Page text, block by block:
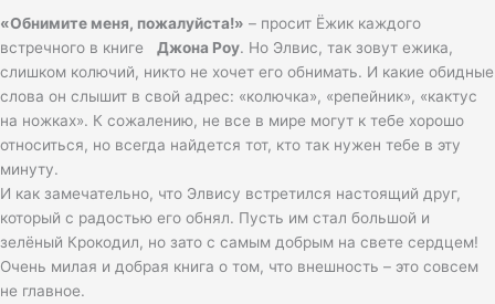
«Обнимите меня, пожалуйста!» – просит Ёжик каждого
встречного в книге Джона Роу. Но Элвис, так зовут ежика,
слишком колючий, никто не хочет его обнимать. И какие обидные
слова он слышит в свой адрес: «колючка», «репейник», «кактус
на ножках». К сожалению, не все в мире могут к тебе хорошо
относиться, но всегда найдется тот, кто так нужен тебе в эту
минуту.
И как замечательно, что Элвису встретился настоящий друг,
который с радостью его обнял. Пусть им стал большой и
зелёный Крокодил, но зато с самым добрым на свете сердцем!
Очень милая и добрая книга о том, что внешность – это совсем
не главное.